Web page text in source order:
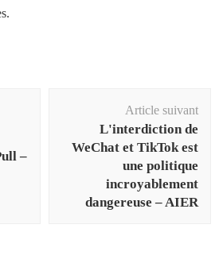
–
Article suivant
L'interdiction de
WeChat et TikTok est
une politique
incroyablement
dangereuse – AIER